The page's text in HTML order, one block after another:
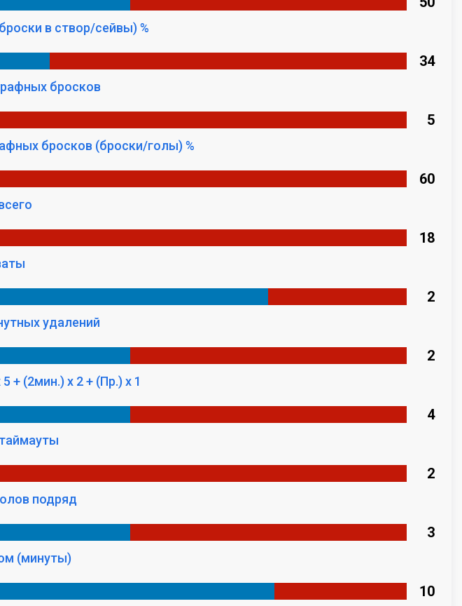
в створ/сейвы) %
34
бросков
5
бросков (броски/голы) %
60
18
2
удалений
2
+ (2мин.) x 2 + (Пр.) x 1
4
2
подряд
3
(минуты)
10